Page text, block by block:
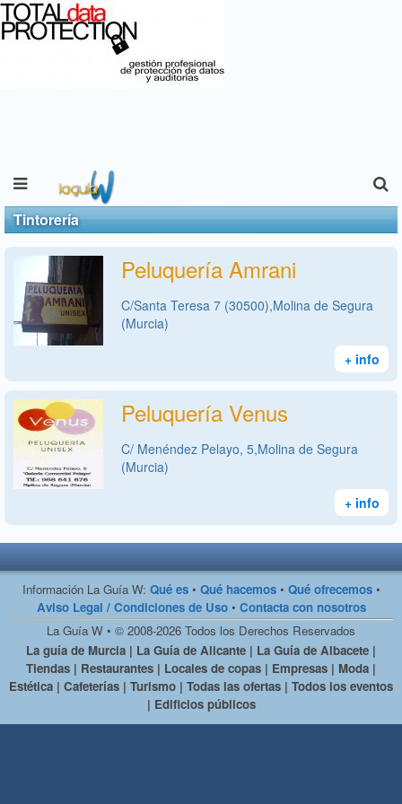
Tintorería
Peluquería Amrani
C/Santa Teresa 7 (30500),Molina de Segura
(Murcia)
+ info
Peluquería Venus
C/ Menéndez Pelayo, 5,Molina de Segura
(Murcia)
+ info
Información La Guía W: Qué es• Qué hacemos• Qué ofrecemos•
Aviso Legal / Condiciones de Uso• Contacta con nosotros
La Guía W • © 2008-2026 Todos los Derechos Reservados
La guía de Murcia | La Guía de Alicante | La Guía de Albacete |
Tiendas | Restaurantes | Locales de copas | Empresas | Moda |
Estética | Cafeterías | Turismo | Todas las ofertas | Todos los eventos
| Edificios públicos